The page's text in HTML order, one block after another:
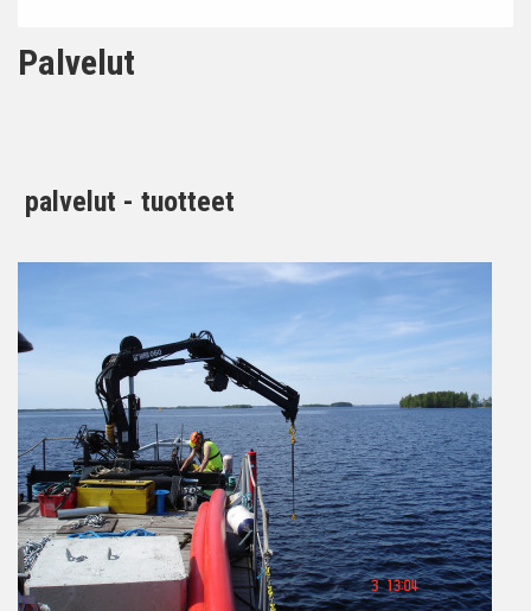
Palvelut
palvelut - tuotteet